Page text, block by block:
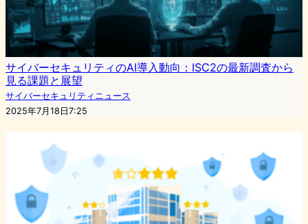
サイバーセキュリティのAI導入動向：ISC2の最新調査から
見る課題と展望
サイバーセキュリティニュース
2025年7月18日7:25